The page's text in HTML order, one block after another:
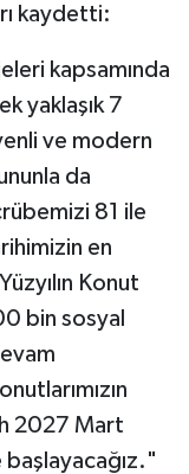
kaydetti:
kapsamında
yaklaşık 7
ve modern
da
81 ile
en
Konut
bin sosyal
2027 Mart
başlayacağız."